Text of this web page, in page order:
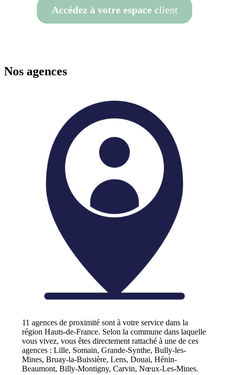
Accédez à votre espace client
Nos agences
11 agences de proximité sont à votre service dans la
région Hauts-de-France. Selon la commune dans laquelle
vous vivez, vous êtes directement rattaché à une de ces
agences : Lille, Somain, Grande-Synthe, Bully-les-
Mines, Bruay-la-Buissière, Lens, Douai, Hénin-
Beaumont, Billy-Montigny, Carvin, Nœux-Les-Mines.